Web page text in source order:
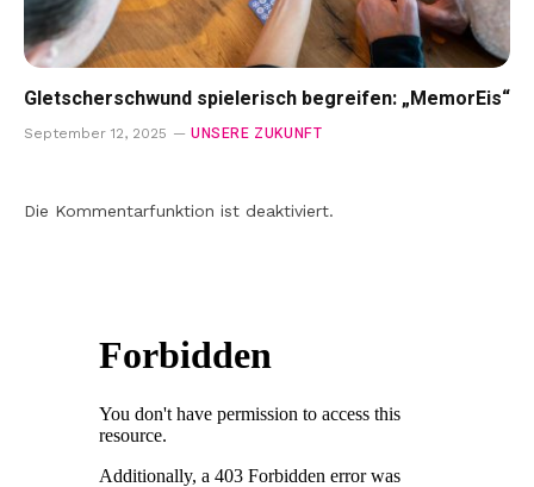
Gletscherschwund spielerisch begreifen: „MemorEis“
September 12, 2025 UNSERE ZUKUNFT
Die Kommentarfunktion ist deaktiviert.